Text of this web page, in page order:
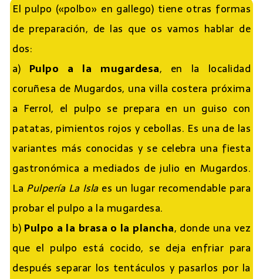
El pulpo («polbo» en gallego) tiene otras formas
de preparación, de las que os vamos hablar de
dos:
a) Pulpo a la mugardesa, en la localidad
coruñesa de Mugardos, una villa costera próxima
a Ferrol, el pulpo se prepara en un guiso con
patatas, pimientos rojos y cebollas. Es una de las
variantes más conocidas y se celebra una fiesta
gastronómica a mediados de julio en Mugardos.
La Pulpería La Islaes un lugar recomendable para
probar el pulpo a la mugardesa.
b) Pulpo a la brasa o la plancha, donde una vez
que el pulpo está cocido, se deja enfriar para
después separar los tentáculos y pasarlos por la